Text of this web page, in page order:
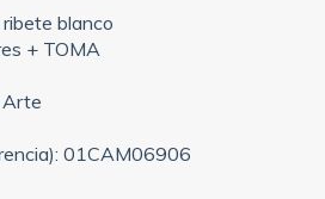
blanco
+ TOMA
Arte
01CAM06906